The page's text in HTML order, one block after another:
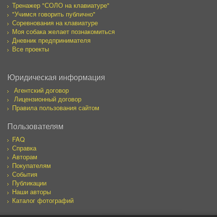
Тренажер "СОЛО на клавиатуре"
"Учимся говорить публично"
Соревнования на клавиатуре
Моя собака желает познакомиться
Дневник предпринимателя
Все проекты
Юридическая информация
Агентский договор
Лицензионный договор
Правила пользования сайтом
Пользователям
FAQ
Справка
Авторам
Покупателям
События
Публикации
Наши авторы
Каталог фотографий